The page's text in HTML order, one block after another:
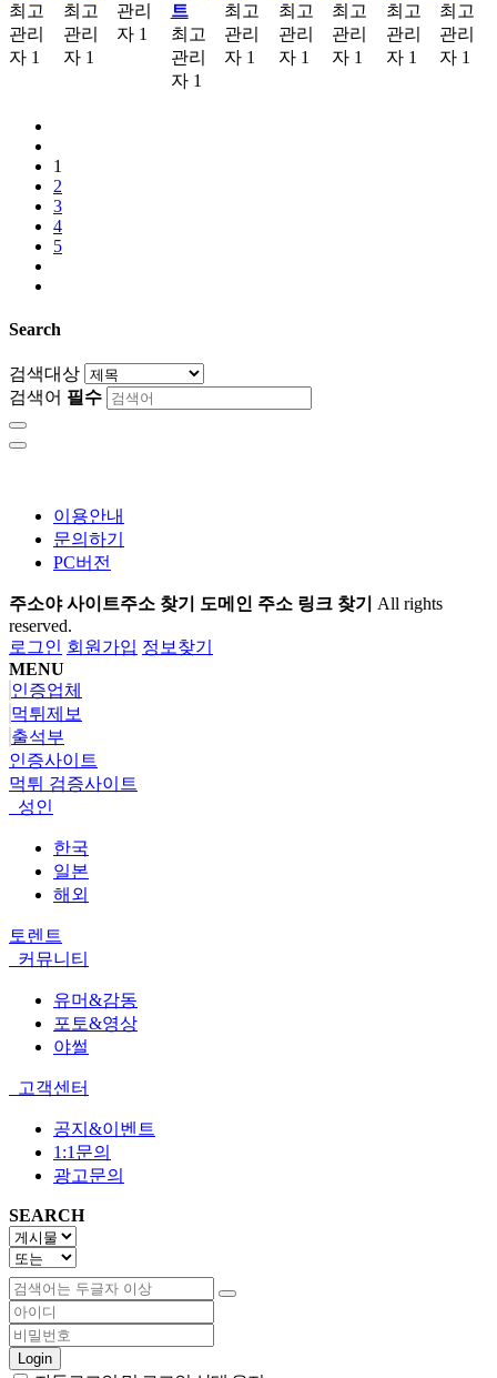
최고
관리
자 1
최고
관리
자 1
관리
자 1
트
최고
관리
자 1
최고
관리
자 1
최고
관리
자 1
최고
관리
자 1
최고
관리
자 1
최고
관리
자 1
1
2
3
4
5
Search
검색대상
검색어 필수
이용안내
문의하기
PC버전
주소야 사이트주소 찾기 도메인 주소 링크 찾기 All rights
reserved.
로그인 회원가입 정보찾기
MENU
인증업체
먹튀제보
출석부
인증사이트
먹튀 검증사이트
성인
한국
일본
해외
토렌트
커뮤니티
유머&감동
포토&영상
야썰
고객센터
공지&이벤트
1:1문의
광고문의
SEARCH
Login